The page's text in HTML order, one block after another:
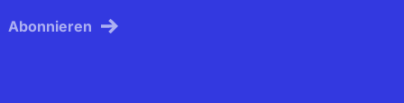
Abonnieren